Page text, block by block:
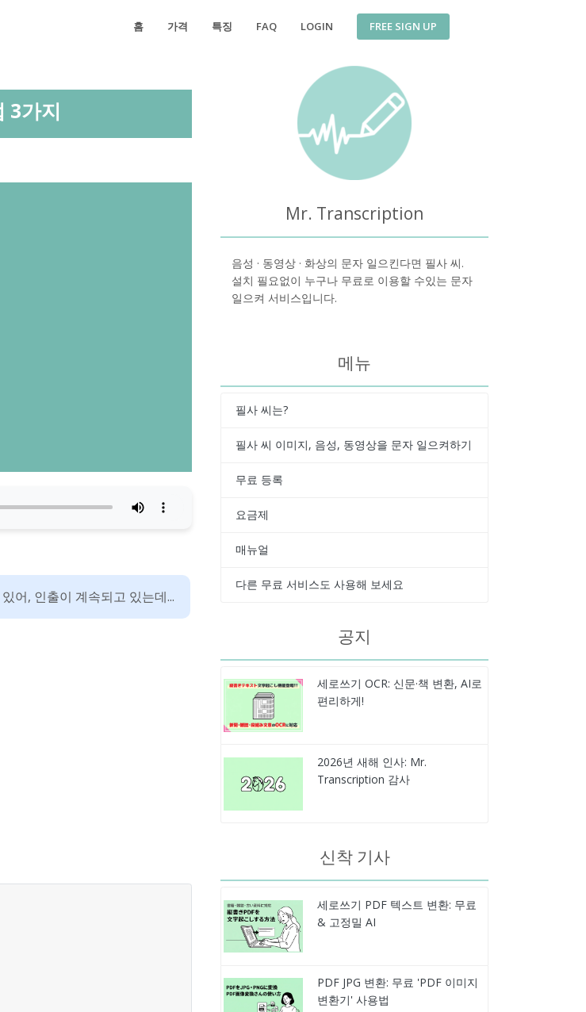
홈 가격 특징 FAQ LOGIN FREE SIGN UP
3가지
어, 인출이 계속되고 있는데...
Mr. Transcription
음성 · 동영상 · 화상의 문자 일으킨다면 필사 씨.
설치 필요없이 누구나 무료로 이용할 수있는 문자
일으켜 서비스입니다.
메뉴
필사 씨는?
필사 씨 이미지, 음성, 동영상을 문자 일으켜하기
무료 등록
요금제
매뉴얼
다른 무료 서비스도 사용해 보세요
공지
세로쓰기 OCR: 신문·책 변환, AI로
편리하게!
2026년 새해 인사: Mr.
Transcription 감사
신착 기사
세로쓰기 PDF 텍스트 변환: 무료
& 고정밀 AI
PDF JPG 변환: 무료 'PDF 이미지
변환기' 사용법